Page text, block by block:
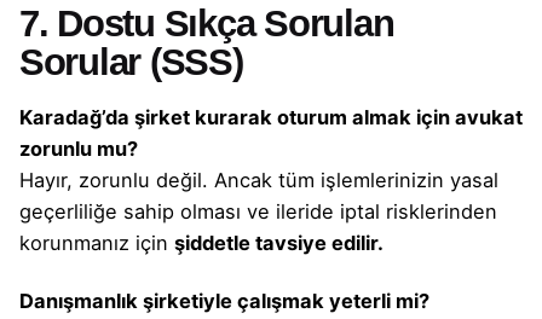
7. Dostu Sıkça Sorulan
Sorular (SSS)
Karadağ’da şirket kurarak oturum almak için avukat
zorunlu mu?
Hayır, zorunlu değil. Ancak tüm işlemlerinizin yasal
geçerliliğe sahip olması ve ileride iptal risklerinden
korunmanız için şiddetle tavsiye edilir.
Danışmanlık şirketiyle çalışmak yeterli mi?